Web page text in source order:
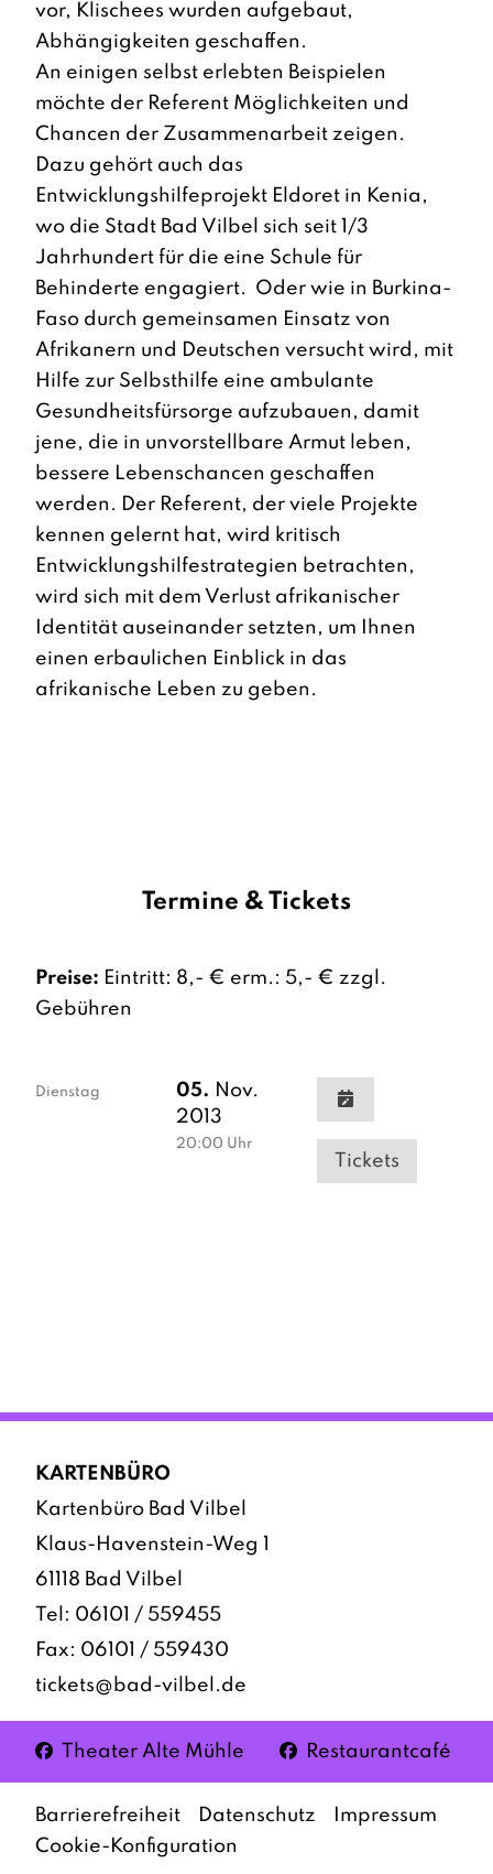
vor, Klischees wurden aufgebaut,
Abhängigkeiten geschaffen.
An einigen selbst erlebten Beispielen
möchte der Referent Möglichkeiten und
Chancen der Zusammenarbeit zeigen.
Dazu gehört auch das
Entwicklungshilfeprojekt Eldoret in Kenia,
wo die Stadt Bad Vilbel sich seit 1/3
Jahrhundert für die eine Schule für
Behinderte engagiert. Oder wie in Burkina-
Faso durch gemeinsamen Einsatz von
Afrikanern und Deutschen versucht wird, mit
Hilfe zur Selbsthilfe eine ambulante
Gesundheitsfürsorge aufzubauen, damit
jene, die in unvorstellbare Armut leben,
bessere Lebenschancen geschaffen
werden. Der Referent, der viele Projekte
kennen gelernt hat, wird kritisch
Entwicklungshilfestrategien betrachten,
wird sich mit dem Verlust afrikanischer
Identität auseinander setzten, um Ihnen
einen erbaulichen Einblick in das
afrikanische Leben zu geben.
Termine & Tickets
Preise: Eintritt: 8,- € erm.: 5,- € zzgl.
Gebühren
Dienstag 05. Nov.
2013
20:00 Uhr
Tickets
KARTENBÜRO
Kartenbüro Bad Vilbel
Klaus-Havenstein-Weg 1
61118 Bad Vilbel
Tel: 06101 / 559455
Fax: 06101 / 559430
tickets@bad-vilbel.de
Facebook
Theater Alte Mühle Facebook
Restaurantcafé
Barrierefreiheit Datenschutz
Impressum
Cookie-Konfiguration